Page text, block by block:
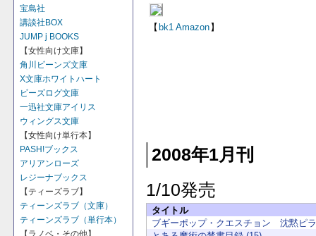
宝島社
講談社BOX
JUMP j BOOKS
【女性向け文庫】
角川ビーンズ文庫
X文庫ホワイトハート
ビーズログ文庫
一迅社文庫アイリス
ウィングス文庫
【女性向け単行本】
PASH!ブックス
アリアンローズ
レジーナブックス
【ティーズラブ】
ティーンズラブ（文庫）
ティーンズラブ（単行本）
【ラノベ・その他】
【 bk1 Amazon 】
2008年1月刊
1/10発売
タイトル
ブギーポップ・クエスチョン 沈黙ピ